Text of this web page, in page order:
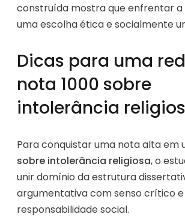
construída mostra que enfrentar
uma escolha ética e socialmente
Dicas para uma
nota 1000 sobre
intolerância
Para conquistar uma nota alta em
sobre intolerância religiosa, o
unir domínio da estrutura
argumentativa com senso crítico e
responsabilidade social.